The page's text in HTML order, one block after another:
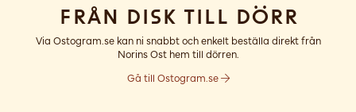
Från disk till dörr
Via Ostogram.se kan ni snabbt och enkelt beställa direkt från
Norins Ost hem till dörren.
Gå till Ostogram.se